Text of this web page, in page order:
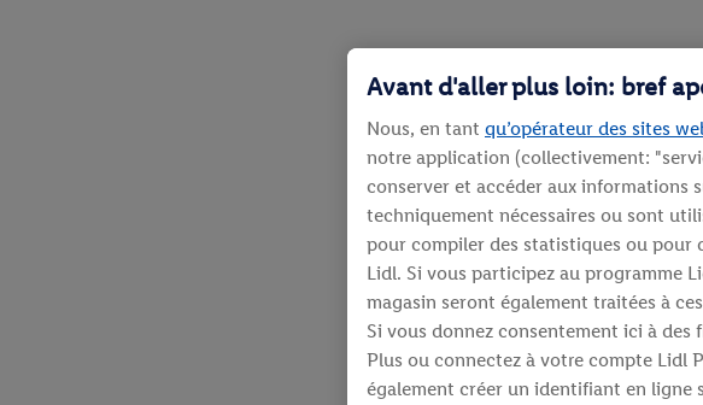
Avant d'aller plus loin: bref
Nous, en tant qu’opérateur des sites
notre application (collectivement:
conserver et accéder aux informations
techniquement nécessaires ou sont
pour compiler des statistiques ou pour
Lidl. Si vous participez au programme
magasin seront également traitées à
Si vous donnez consentement ici à
Plus ou connectez à votre compte Lidl
également créer un identifiant en ligne